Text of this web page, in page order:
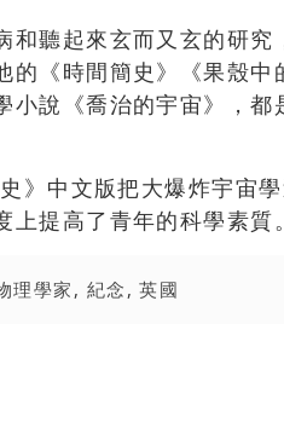
聽起來玄而又玄的研究
《時間簡史》《果殼中
說《喬治的宇宙》，都
》中文版把大爆炸宇宙
提高了青年的科學素質。
理學家 , 紀念 ,英國